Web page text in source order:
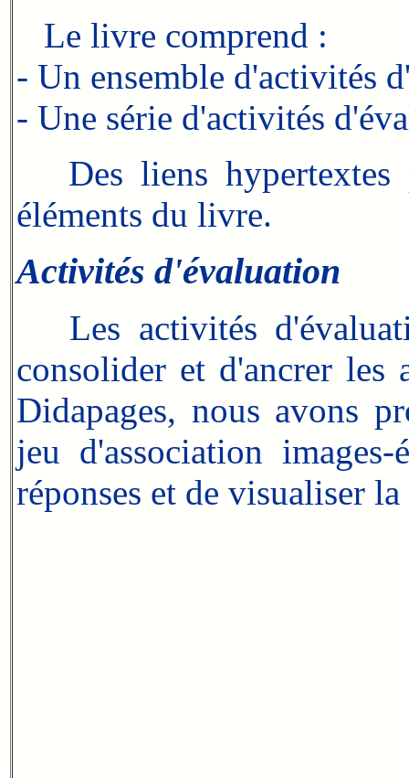
Le livre comprend :
- Un ensemble d'activités
- Une série d'activités
Des liens hypertextes
éléments du livre.
Activités d'évaluation
Les activités
consolider et d'ancrer les
Didapages, nous avons
jeu d'association
réponses et de visualiser